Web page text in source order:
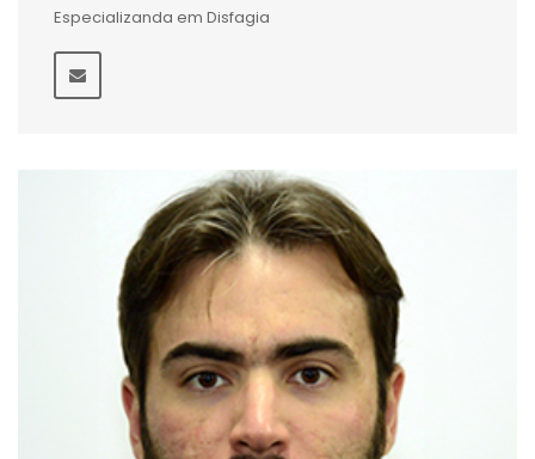
Especializanda em Disfagia